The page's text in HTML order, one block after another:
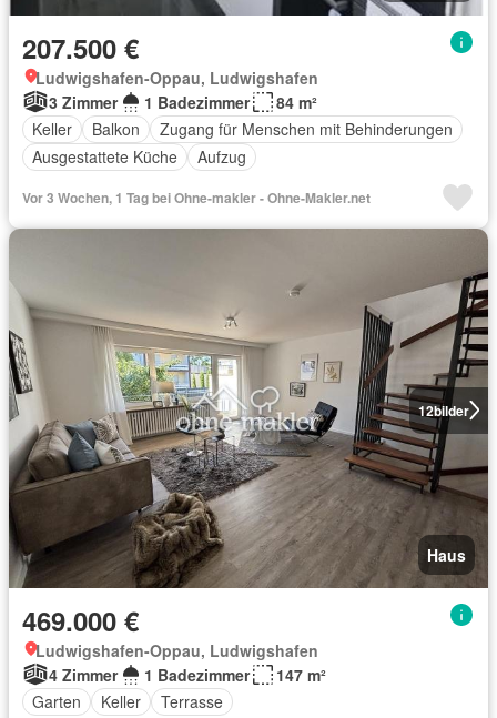
207.500 €
Ludwigshafen-Oppau, Ludwigshafen
3 Zimmer
1 Badezimmer
84 m²
Keller
Balkon
Zugang für Menschen mit Behinderungen
Ausgestattete Küche
Aufzug
Vor 3 Wochen, 1 Tag bei Ohne-makler - Ohne-Makler.net
12bilder
Haus
469.000 €
Ludwigshafen-Oppau, Ludwigshafen
4 Zimmer
1 Badezimmer
147 m²
Garten
Keller Terrasse